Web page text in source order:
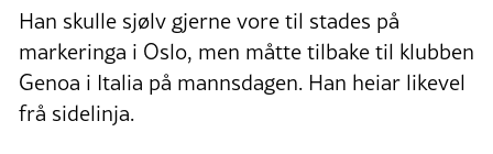
Han skulle sjølv gjerne vore til stades på
markeringa i Oslo, men måtte tilbake til klubben
Genoa i Italia på mannsdagen. Han heiar likevel
frå sidelinja.